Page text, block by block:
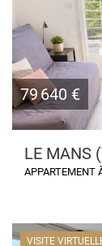
79 640 €
LE MANS
APPARTEMENT
VISITE